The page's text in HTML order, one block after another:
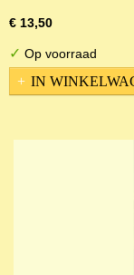
€ 13,50
✓ Op voorraad
IN